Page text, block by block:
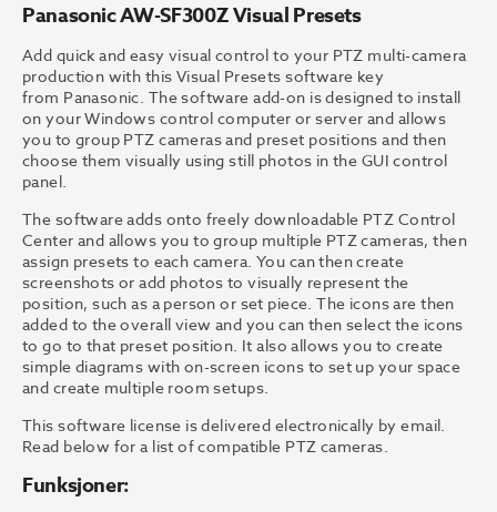
Panasonic AW-SF300Z Visual Presets
Add quick and easy visual control to your PTZ multi-camera
production with this Visual Presets software key
from Panasonic. The software add-on is designed to install
on your Windows control computer or server and allows
you to group PTZ cameras and preset positions and then
choose them visually using still photos in the GUI control
panel.
The software adds onto freely downloadable PTZ Control
Center and allows you to group multiple PTZ cameras, then
assign presets to each camera. You can then create
screenshots or add photos to visually represent the
position, such as a person or set piece. The icons are then
added to the overall view and you can then select the icons
to go to that preset position. It also allows you to create
simple diagrams with on-screen icons to set up your space
and create multiple room setups.
This software license is delivered electronically by email.
Read below for a list of compatible PTZ cameras.
Funksjoner: